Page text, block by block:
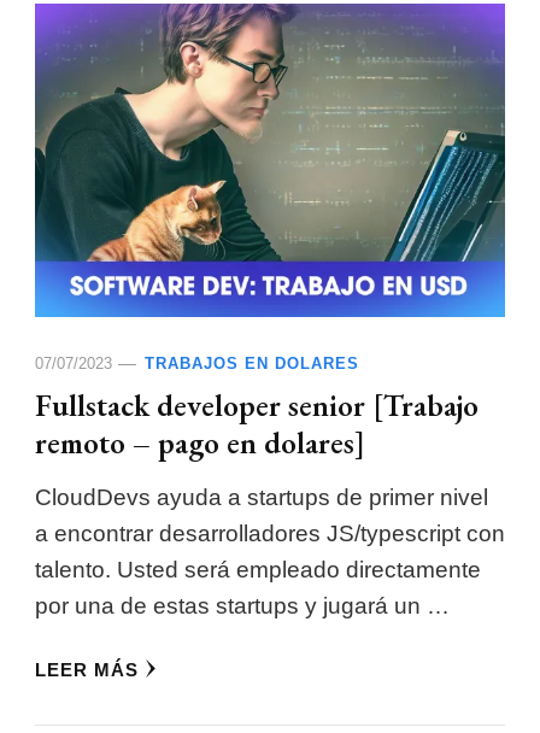
07/07/2023 TRABAJOS EN DOLARES
Fullstack developer senior [Trabajo
remoto – pago en dolares]
CloudDevs ayuda a startups de primer nivel
a encontrar desarrolladores JS/typescript con
talento. Usted será empleado directamente
por una de estas startups y jugará un …
LEER MÁS